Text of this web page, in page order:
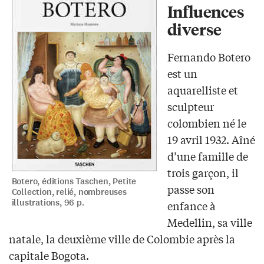
Botero, éditions Taschen, Petite
Collection, relié, nombreuses
illustrations, 96 p.
Influences
diverse
Fernando Botero
est un
aquarelliste et
sculpteur
colombien né le
19 avril 1932. Aîné
d’une famille de
trois garçon, il
passe son
enfance à
Medellin, sa ville
natale, la deuxième ville de Colombie après la
capitale Bogota.